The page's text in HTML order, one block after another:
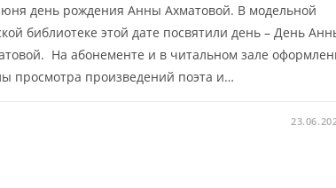
день рождения Анны Ахматовой. В модельной
библиотеке этой дате посвятили день – День
На абонементе и в читальном зале
просмотра произведений поэта и…